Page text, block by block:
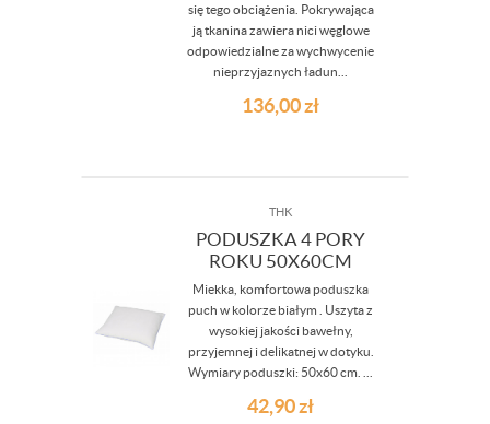
się tego obciążenia. Pokrywająca
ją tkanina zawiera nici węglowe
odpowiedzialne za wychwycenie
nieprzyjaznych ładun...
136,00zł
THK
PODUSZKA 4 PORY
ROKU 50X60CM
Miekka, komfortowa poduszka
puch w kolorze białym . Uszyta z
wysokiej jakości bawełny,
przyjemnej i delikatnej w dotyku.
Wymiary poduszki: 50x60 cm. ...
42,90zł